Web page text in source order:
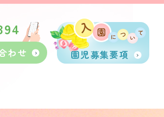
わせ 園児募集要項